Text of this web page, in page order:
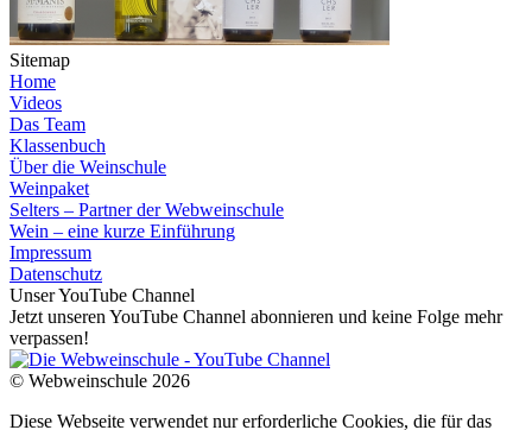
Sitemap
Home
Videos
Das Team
Klassenbuch
Über die Weinschule
Weinpaket
Selters – Partner der Webweinschule
Wein – eine kurze Einführung
Impressum
Datenschutz
Unser YouTube Channel
Jetzt unseren YouTube Channel abonnieren und keine Folge mehr
verpassen!
© Webweinschule 2026
Diese Webseite verwendet nur erforderliche Cookies, die für das